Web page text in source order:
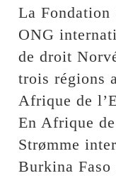
La Fondation
ONG
de droit
trois régions
Afrique de
En Afrique
Strømme
Burkina